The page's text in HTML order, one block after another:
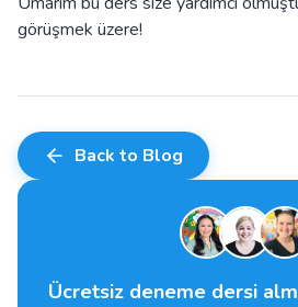
görüşmek üzere!
Back to Blog
Ücretsiz deneme dersi